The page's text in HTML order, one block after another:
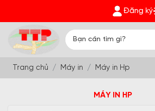
- Nhận quà bất ngờ Đón Hè Sang
Đăng ký
Trang chủ Máy in Máy in Hp
MÁY IN HP